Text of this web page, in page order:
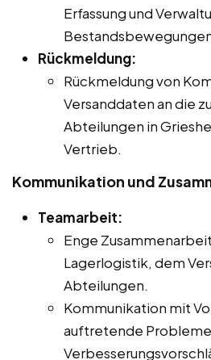
Erfassung und
Rückmeldung:
Rückmeldung von
Versanddaten an die
Abteilungen in
Vertrieb.
Kommunikation und
Teamarbeit:
Enge
Lagerlogistik, dem
Abteilungen.
Kommunikation mit
auftretende